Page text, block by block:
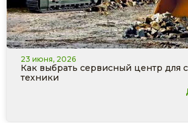
23 июня, 2026
Как выбрать сервисный центр для
техники